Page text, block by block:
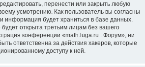
перенести или закрыть любую
усмотрению. Как пользователь вы согласны
информация будет храниться в базе данных.
открыта третьим лицам без вашего
конференции «math.luga.ru : Форум», ни
ответственна за действия хакеров, которые
доступу к ней.